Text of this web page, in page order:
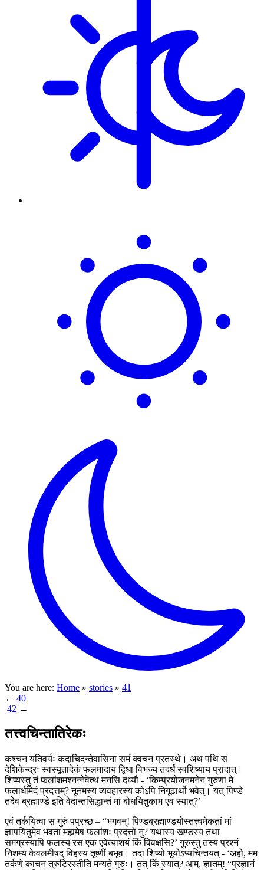
You are here: Home » stories » 41
← 40
42 →
तत्त्वचिन्तातिरेकः
कश्चन यतिवर्यः कदाचिदन्तेवासिना समं क्वचन प्रतस्थे। अथ पथि स
देशिकेन्द्रः स्वस्यूतादेकं फलमादाय द्विधा विभज्य तदर्धं स्वशिष्याय प्रादात्।
शिष्यस्तु तं फलांशमश्नन्नेवेत्थं मनसि दध्यौ - ‘किम्प्रयोजनमनेन गुरुणा मे
फलार्धमिदं प्रदत्तम्? नूनमस्य व्यवहारस्य कोऽपि निगूढार्थो भवेत्। यत् पिण्डे
तदेव ब्रह्माण्डे इति वेदान्तसिद्धान्तं मां बोधयितुकाम एव स्यात्?’
एवं तर्कयित्वा स गुरुं पप्रच्छ – “भगवन्! पिण्डब्रह्माण्डयोस्तत्त्वमेकतां मां
ज्ञापयितुमेव भवता मह्यमेष फलांशः प्रदत्तो नु? यथास्य खण्डस्य तथा
समग्रस्यापि फलस्य रस एक एवेत्याशयं किं विवक्षसि?’ गुरुस्तु तस्य प्रश्नं
निशम्य केवलमीषद् विहस्य तूष्णीं बभूव। तदा शिष्यो भूयोऽप्यचिन्तयत् - ‘अहो, मम
तर्कणे काचन त्रुटिरस्तीति मन्यते गुरुः। तत् किं स्यात्? आम्, ज्ञातम्! “प्रज्ञानं